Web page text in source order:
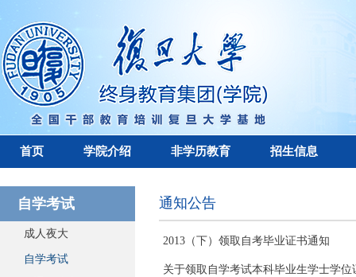
首页 学院介绍 非学历教育 招生信息
自学考试
成人夜大
自学考试
通知公告
2013（下）领取自考毕业证书通知
关于领取自学考试本科毕业生学士学位